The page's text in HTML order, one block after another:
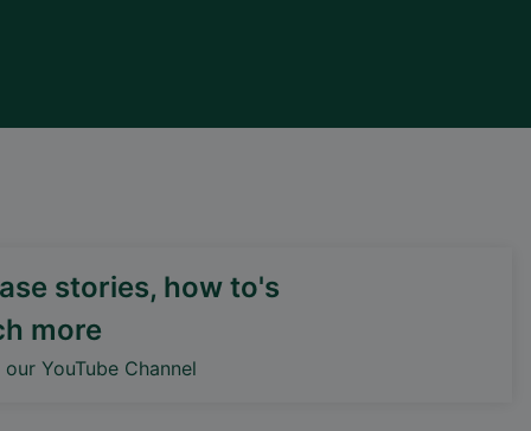
stories, how to's
more
YouTube Channel
DEIF PowerAI